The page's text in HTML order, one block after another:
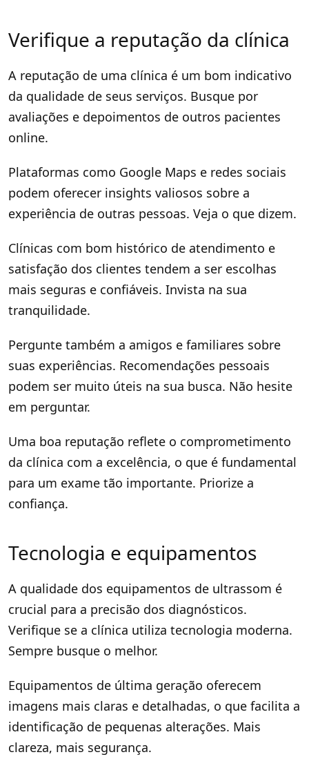
Verifique a reputação da clínica
A reputação de uma clínica é um bom indicativo
da qualidade de seus serviços. Busque por
avaliações e depoimentos de outros pacientes
online.
Plataformas como Google Maps e redes sociais
podem oferecer insights valiosos sobre a
experiência de outras pessoas. Veja o que dizem.
Clínicas com bom histórico de atendimento e
satisfação dos clientes tendem a ser escolhas
mais seguras e confiáveis. Invista na sua
tranquilidade.
Pergunte também a amigos e familiares sobre
suas experiências. Recomendações pessoais
podem ser muito úteis na sua busca. Não hesite
em perguntar.
Uma boa reputação reflete o comprometimento
da clínica com a excelência, o que é fundamental
para um exame tão importante. Priorize a
confiança.
Tecnologia e equipamentos
A qualidade dos equipamentos de ultrassom é
crucial para a precisão dos diagnósticos.
Verifique se a clínica utiliza tecnologia moderna.
Sempre busque o melhor.
Equipamentos de última geração oferecem
imagens mais claras e detalhadas, o que facilita a
identificação de pequenas alterações. Mais
clareza, mais segurança.